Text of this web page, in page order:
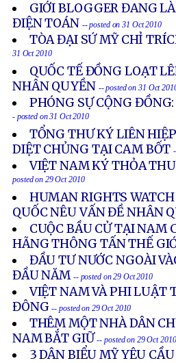
GIỚI BLOGGER ĐANG
ĐIỆN TOÁN -- posted on 31 Oct 2010
TÒA ĐẠI SỨ MỸ CHỈ
31 Oct 2010
QUỐC TẾ ĐỒNG LOẠT
NHÂN QUYỀN -- posted on 31 Oct
PHÓNG SỰ CỘNG
- posted on 31 Oct 2010
TỔNG THƯ KÝ LIÊN
DIỆT CHỦNG TẠI CAM BỐT
VIỆT NAM KÝ THỎA
posted on 29 Oct 2010
HUMAN RIGHTS
QUỐC NÊU VẤN ĐỀ NHÂN
CUỘC BẦU CỬ TẠI NAM
HÃNG THÔNG TẤN THẾ
ĐẦU TƯ NƯỚC NGOÀI
ĐẦU NĂM -- posted on 29 Oct 2010
VIỆT NAM VÀ PHI LUẬT
ĐÔNG-- posted on 29 Oct 2010
THÊM MỘT NHÀ DÂN
NAM BẮT GIỮ -- posted on 29 Oct 2010
3 DÂN BIỂU MỸ YÊU